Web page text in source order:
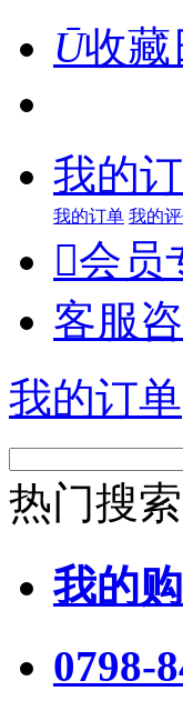
Ū收藏
我的
我的订单 我的
会员
客服咨
我的订单
热门搜索
我的
0798-